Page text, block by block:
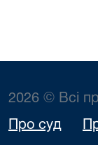
2026 © Всі
Про суд